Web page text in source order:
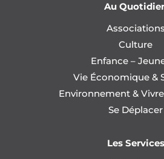
Au
Associations
Culture
Enfance –
Vie Économique &
Environnement &
Se Déplacer
Les Services